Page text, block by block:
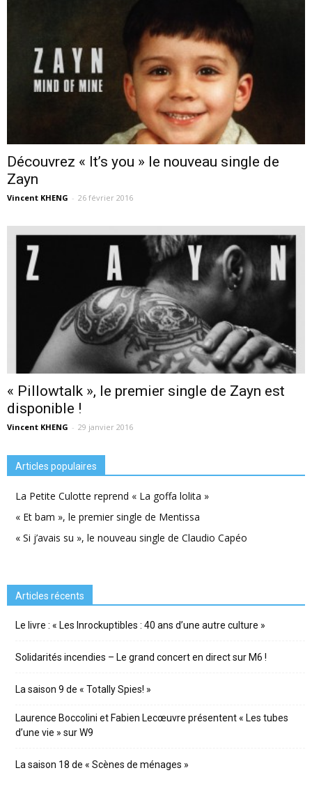
Découvrez « It’s you » le nouveau single de
Zayn
Vincent KHENG - 26 février 2016
« Pillowtalk », le premier single de Zayn est
disponible !
Vincent KHENG - 29 janvier 2016
Articles populaires
La Petite Culotte reprend « La goffa lolita »
« Et bam », le premier single de Mentissa
« Si j’avais su », le nouveau single de Claudio Capéo
Articles récents
Le livre : « Les Inrockuptibles : 40 ans d’une autre culture »
Solidarités incendies – Le grand concert en direct sur M6 !
La saison 9 de « Totally Spies! »
Laurence Boccolini et Fabien Lecœuvre présentent « Les tubes
d’une vie » sur W9
La saison 18 de « Scènes de ménages »